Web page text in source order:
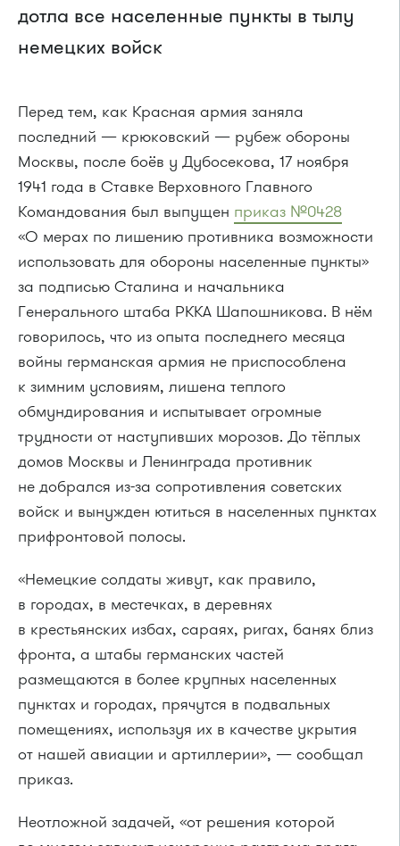
дотла все населенные пункты в тылу
немецких войск
Перед тем, как Красная армия заняла
последний — крюковский — рубеж обороны
Москвы, после боёв у Дубосекова, 17 ноября
1941 года в Ставке Верховного Главного
Командования был выпущен приказ №0428
«О мерах по лишению противника возможности
использовать для обороны населенные пункты»
за подписью Сталина и начальника
Генерального штаба РККА Шапошникова. В нём
говорилось, что из опыта последнего месяца
войны германская армия не приспособлена
к зимним условиям, лишена теплого
обмундирования и испытывает огромные
трудности от наступивших морозов. До тёплых
домов Москвы и Ленинграда противник
не добрался из-за сопротивления советских
войск и вынужден ютиться в населенных пунктах
прифронтовой полосы.
«Немецкие солдаты живут, как правило,
в городах, в местечках, в деревнях
в крестьянских избах, сараях, ригах, банях близ
фронта, а штабы германских частей
размещаются в более крупных населенных
пунктах и городах, прячутся в подвальных
помещениях, используя их в качестве укрытия
от нашей авиации и артиллерии», — сообщал
приказ.
Неотложной задачей, «от решения которой